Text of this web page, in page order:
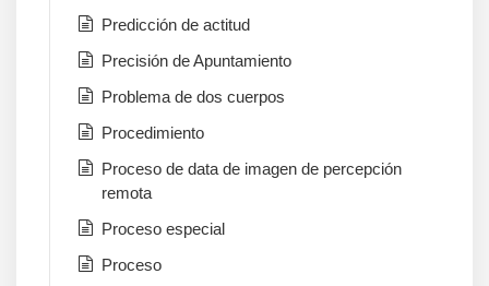
Predicción de actitud
Precisión de Apuntamiento
Problema de dos cuerpos
Procedimiento
Proceso de data de imagen de percepción
remota
Proceso especial
Proceso